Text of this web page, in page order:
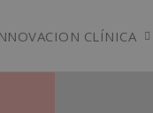
CLÍNICA